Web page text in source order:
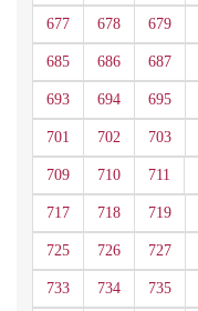
677 678 679
685 686 687
693 694 695
701 702 703
709 710 711
717 718 719
725 726 727
733 734 735